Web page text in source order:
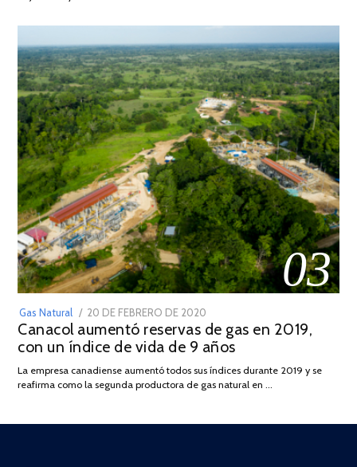
03
Gas Natural
POSTED
ON
20 DE FEBRERO DE 2020
DE
JULIO
2025
Canacol aumentó reservas de gas en 2019,
con un índice de vida de 9 años
La empresa canadiense aumentó todos sus índices durante 2019 y se
reafirma como la segunda productora de gas natural en …